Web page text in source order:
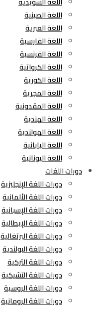
اللغة الصينية
اللغة العبرية
اللغة الفارسية
اللغة الفرنسية
اللغة الكرواتية
اللغة الكورية
اللغة المجرية
اللغة المقدونية
اللغة الهندية
اللغة الهولندية
اللغة اليابانية
اللغة اليونانية
دورات اللغات
دورات اللغة الإنجليزية
دورات اللغة الألمانية
دورات اللغة الإسبانية
دورات اللغة الإيطالية
دورات اللغة البرتغالية
دورات اللغة البولندية
دورات اللغة التركية
دورات اللغة التشيكية
دورات اللغة الروسية
دورات اللغة الرومانية